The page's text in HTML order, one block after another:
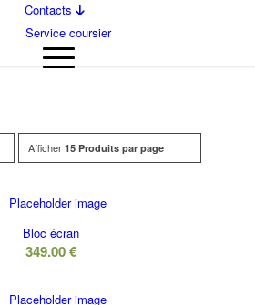
Contacts
Service coursier
Afficher 15 Produits par page
Bloc écran
349.00€